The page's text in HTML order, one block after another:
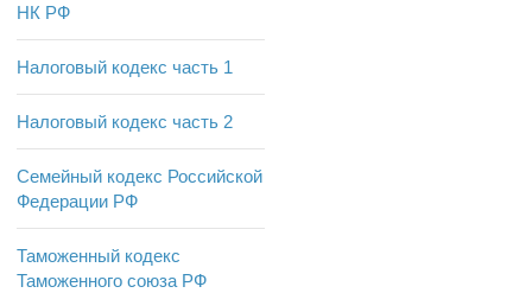
НК РФ
Налоговый кодекс часть 1
Налоговый кодекс часть 2
Семейный кодекс Российской
Федерации РФ
Таможенный кодекс
Таможенного союза РФ